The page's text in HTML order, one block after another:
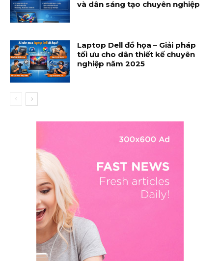
và dân sáng tạo chuyên nghiệp
Laptop Dell đồ họa – Giải pháp
tối ưu cho dân thiết kế chuyên
nghiệp năm 2025